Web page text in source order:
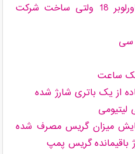
گریس پمپ شارژی پاورلوبر 18 ولتی ساخت شرکت
یک ساعت
میزان گریس مصرف شده
باقیمانده گریس پمپ